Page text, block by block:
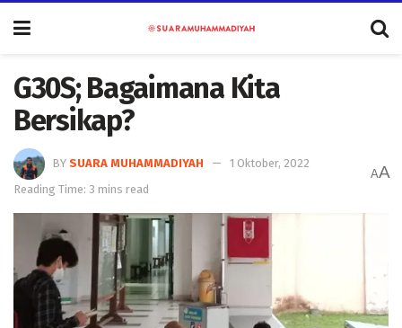
G30S; Bagaimana Kita
Bersikap?
BY SUARA MUHAMMADIYAH
1 Oktober, 2022
Reading Time: 3 mins read
AA